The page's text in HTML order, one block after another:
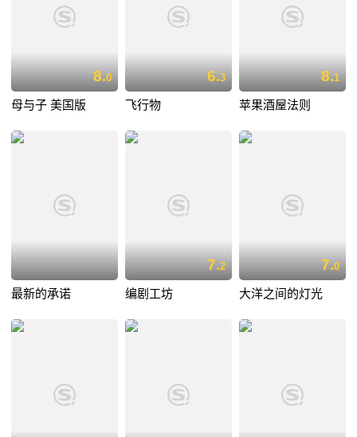
8.0
母与子 美国版
6.3
飞行物
8.1
苹果酒屋法则
最新的承诺
7.2
编剧工坊
7.0
大洋之间的灯光